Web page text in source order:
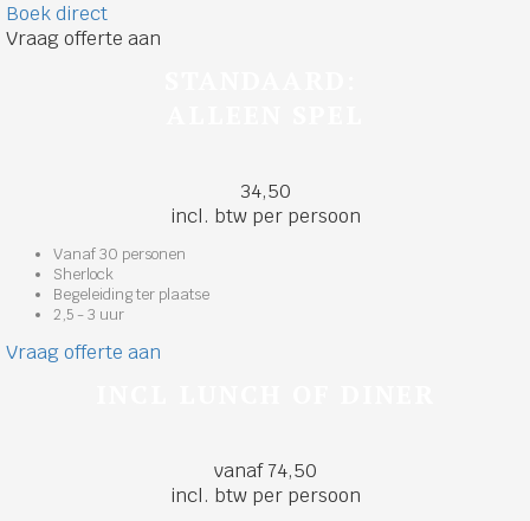
Boek direct
Vraag offerte aan
34,50
incl. btw per persoon
Vanaf 30 personen
Sherlock
Begeleiding ter plaatse
2,5 - 3 uur
Vraag offerte aan
vanaf 74,50
incl. btw per persoon